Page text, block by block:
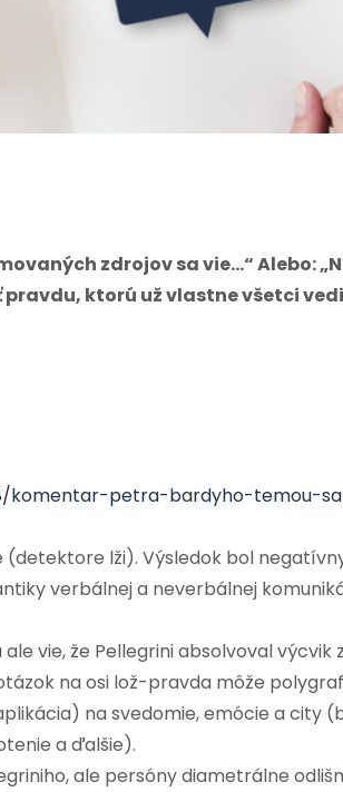
zdrojov sa vie…“ Alebo:
ktorú už vlastne všetci
komentar-petra-bardyho-temou-
lži). Výsledok bol
verbálnej a neverbálnej
vie, že Pellegrini absolvoval výcvik
na osi lož-pravda môže
na svedomie, emócie a city
a ďalšie).
ale persóny diametrálne